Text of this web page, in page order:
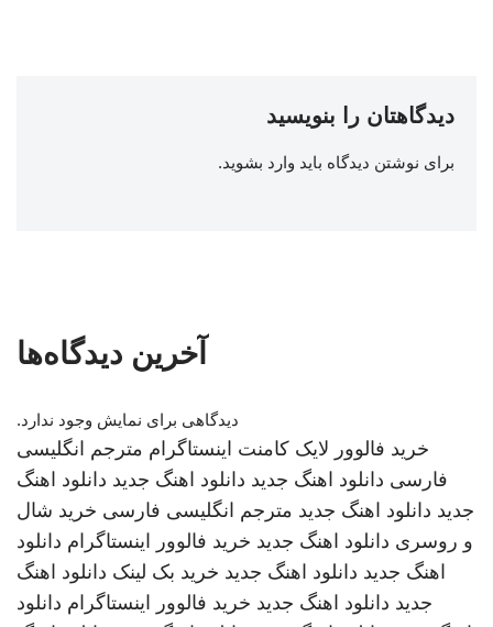
دیدگاهتان را بنویسید
برای نوشتن دیدگاه باید وارد بشوید.
آخرین دیدگاه‌ها
دیدگاهی برای نمایش وجود ندارد.
خرید فالوور لایک کامنت اینستاگرام مترجم انگلیسی
فارسی دانلود اهنگ جدید دانلود اهنگ جدید دانلود اهنگ
جدید دانلود اهنگ جدید مترجم انگلیسی فارسی خرید شال
و روسری دانلود اهنگ جدید خرید فالوور اینستاگرام دانلود
اهنگ جدید دانلود اهنگ جدید خرید بک لینک دانلود اهنگ
جدید دانلود اهنگ جدید خرید فالوور اینستاگرام دانلود